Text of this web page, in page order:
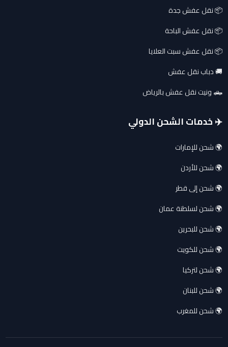
📦 نقل عفش جدة
📦 نقل عفش الباحة
📦 نقل عفش سبت العلايا
🚚 دباب نقل عفش
🛻 ونيت نقل عفش بالرياض
✈️ خدمات الشحن الدولي
🌍 شحن للإمارات
🌍 شحن للأردن
🌍 شحن إلى قطر
🌍 شحن لسلطنة عمان
🌍 شحن للبحرين
🌍 شحن للكويت
🌍 شحن لتركيا
🌍 شحن للبنان
🌍 شحن للمغرب